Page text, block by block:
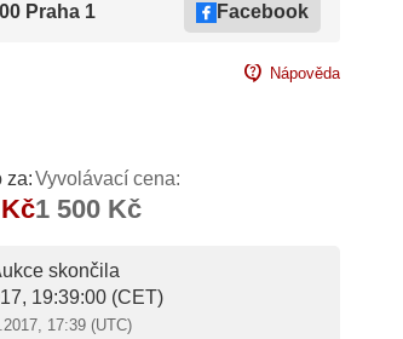
Praha 1 Facebook
contact_support Nápověda
za:Vyvolávací cena:
1 500 Kč
skončila
19:39:00(CET)
17:39 (UTC)